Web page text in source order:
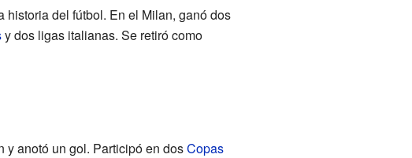
historia del fútbol. En el Milan, ganó dos
y dos ligas italianas. Se retiró como
y anotó un gol. Participó en dosCopas